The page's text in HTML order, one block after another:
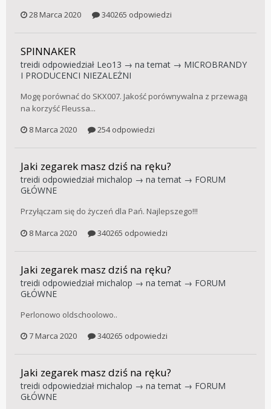
28 Marca 2020 340265 odpowiedzi
SPINNAKER
treidi odpowiedział Leo13 → na temat → MICROBRANDY
I PRODUCENCI NIEZALEŻNI
Mogę porównać do SKX007. Jakość porównywalna z przewagą
na korzyść Fleussa...
8 Marca 2020
254 odpowiedzi
Jaki zegarek masz dziś na ręku?
treidi odpowiedział michalop → na temat → FORUM
GŁÓWNE
Przyłączam się do życzeń dla Pań. Najlepszego!!!
8 Marca 2020
340265 odpowiedzi
Jaki zegarek masz dziś na ręku?
treidi odpowiedział michalop → na temat → FORUM
GŁÓWNE
Perlonowo oldschoolowo..
7 Marca 2020
340265 odpowiedzi
Jaki zegarek masz dziś na ręku?
treidi odpowiedział michalop → na temat → FORUM
GŁÓWNE